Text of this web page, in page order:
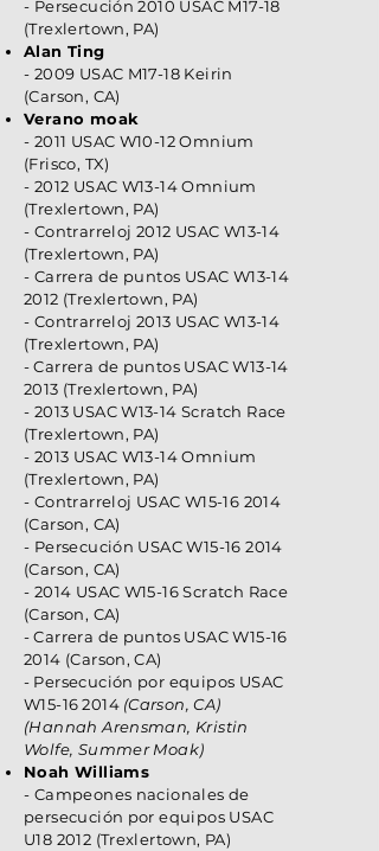
- Persecución 2010 USAC M17-18
(Trexlertown, PA)
Alan Ting
- 2009 USAC M17-18 Keirin
(Carson, CA)
Verano moak
- 2011 USAC W10-12 Omnium
(Frisco, TX)
- 2012 USAC W13-14 Omnium
(Trexlertown, PA)
- Contrarreloj 2012 USAC W13-14
(Trexlertown, PA)
- Carrera de puntos USAC W13-14
2012 (Trexlertown, PA)
- Contrarreloj 2013 USAC W13-14
(Trexlertown, PA)
- Carrera de puntos USAC W13-14
2013 (Trexlertown, PA)
- 2013 USAC W13-14 Scratch Race
(Trexlertown, PA)
- 2013 USAC W13-14 Omnium
(Trexlertown, PA)
- Contrarreloj USAC W15-16 2014
(Carson, CA)
- Persecución USAC W15-16 2014
(Carson, CA)
- 2014 USAC W15-16 Scratch Race
(Carson, CA)
- Carrera de puntos USAC W15-16
2014 (Carson, CA)
- Persecución por equipos USAC
W15-16 2014 (Carson, CA)
(Hannah Arensman, Kristin
Wolfe, Summer Moak)
Noah Williams
- Campeones nacionales de
persecución por equipos USAC
U18 2012 (Trexlertown, PA)